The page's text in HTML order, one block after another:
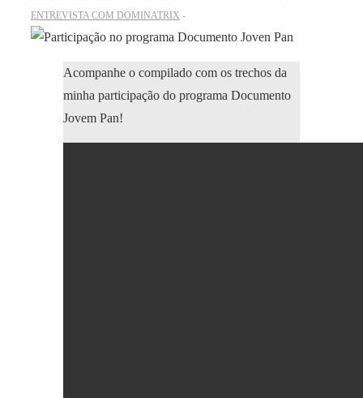
ENTREVISTA COM DOMINATRIX
Acompanhe o compilado com os trechos da
minha participação do programa Documento
Jovem Pan!